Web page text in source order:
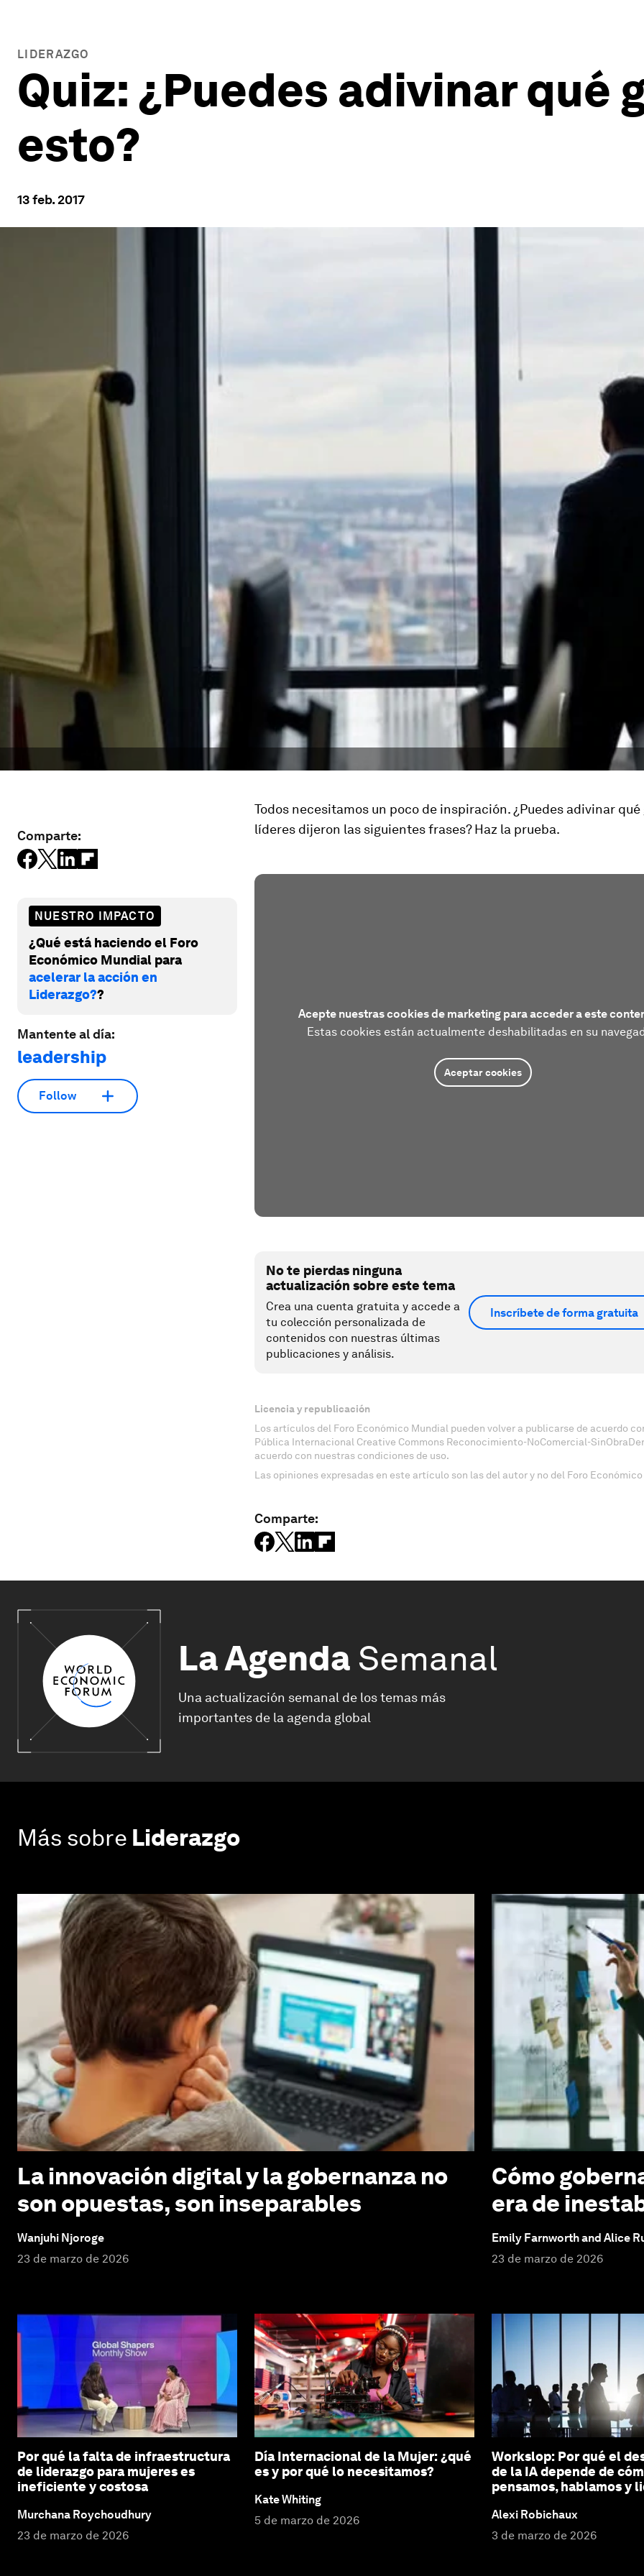
LIDERAZGO
Quiz: ¿Puedes adivinar qué
esto?
13 feb. 2017
Comparte:
NUESTRO IMPACTO
¿Qué está haciendo el Foro
Económico Mundial para
acelerar la acción en
Liderazgo??
Mantente al día:
leadership
Follow
Todos necesitamos un poco de inspiración. ¿Puedes adivinar
líderes dijeron las siguientes frases? Haz la prueba.
Acepte nuestras cookies de marketing para acceder a este
Estas cookies están actualmente deshabilitadas en su
Aceptar cookies
No te pierdas ninguna
actualización sobre este tema
Crea una cuenta gratuita y accede a
tu colección personalizada de
contenidos con nuestras últimas
publicaciones y análisis.
Inscríbete de forma gratuita
Licencia y republicación
Los artículos del Foro Económico Mundial pueden volver a publicarse de acuerdo
Pública Internacional Creative Commons Reconocimiento-NoComercial-
acuerdo con nuestras condiciones de uso.
Las opiniones expresadas en este artículo son las del autor y no del Foro
Comparte:
La Agenda Semanal
Una actualización semanal de los temas más
importantes de la agenda global
Más sobre Liderazgo
La innovación digital y la gobernanza no
son opuestas, son inseparables
Wanjuhi Njoroge
23 de marzo de 2026
Cómo
era de
Emily Farnworth and Alice
23 de marzo de 2026
Por qué la falta de infraestructura
de liderazgo para mujeres es
ineficiente y costosa
Murchana Roychoudhury
23 de marzo de 2026
Día Internacional de la Mujer: ¿qué
es y por qué lo necesitamos?
Kate Whiting
5 de marzo de 2026
Workslop: Por qué el
de la IA depende de
pensamos, hablamos y
Alexi Robichaux
3 de marzo de 2026